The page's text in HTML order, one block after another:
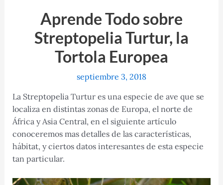
Aprende Todo sobre
Streptopelia Turtur, la
Tortola Europea
septiembre 3, 2018
La Streptopelia Turtur es una especie de ave que se
localiza en distintas zonas de Europa, el norte de
África y Asia Central, en el siguiente artículo
conoceremos mas detalles de las características,
hábitat, y ciertos datos interesantes de esta especie
tan particular.